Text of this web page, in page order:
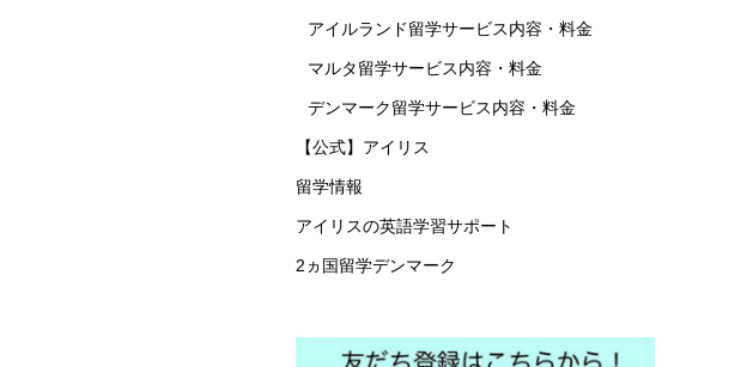
アイルランド留学サービス内容・料金
マルタ留学サービス内容・料金
デンマーク留学サービス内容・料金
【公式】アイリス
留学情報
アイリスの英語学習サポート
2ヵ国留学デンマーク